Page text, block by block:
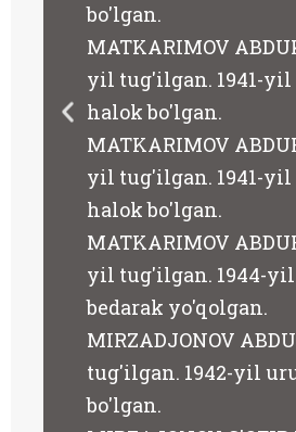
bo'lgan.
MATKARIMOV
yil tug'ilgan. 1941-
halok bo'lgan.
MATKARIMOV
yil tug'ilgan. 1941-
halok bo'lgan.
MATKARIMOV
yil tug'ilgan. 1944-
bedarak yo'qolgan.
MIRZADJONOV
tug'ilgan. 1942-yil
bo'lgan.